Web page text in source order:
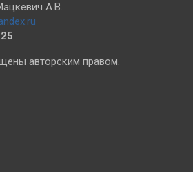
А.В.
авторским правом.